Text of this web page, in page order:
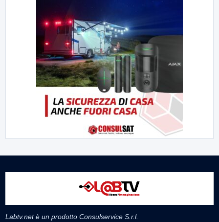
Labtv.net è un prodotto Consulservice S.r.l.